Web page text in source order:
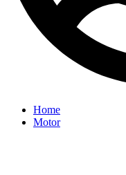
Home
Motor